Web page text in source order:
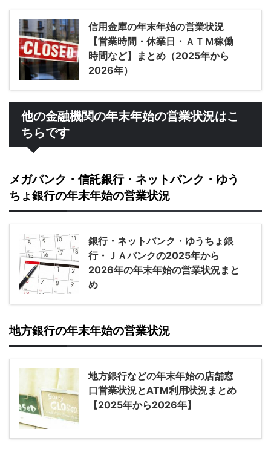
信用金庫の年末年始の営業状況
【営業時間・休業日・ＡＴＭ稼働
時間など】まとめ（2025年から
2026年）
他の金融機関の年末年始の営業状況はこ
ちらです
メガバンク・信託銀行・ネットバンク・ゆう
ちょ銀行の年末年始の営業状況
銀行・ネットバンク・ゆうちょ銀
行・ＪＡバンクの2025年から
2026年の年末年始の営業状況まと
め
地方銀行の年末年始の営業状況
地方銀行などの年末年始の店舗窓
口営業状況とATM利用状況まとめ
【2025年から2026年】